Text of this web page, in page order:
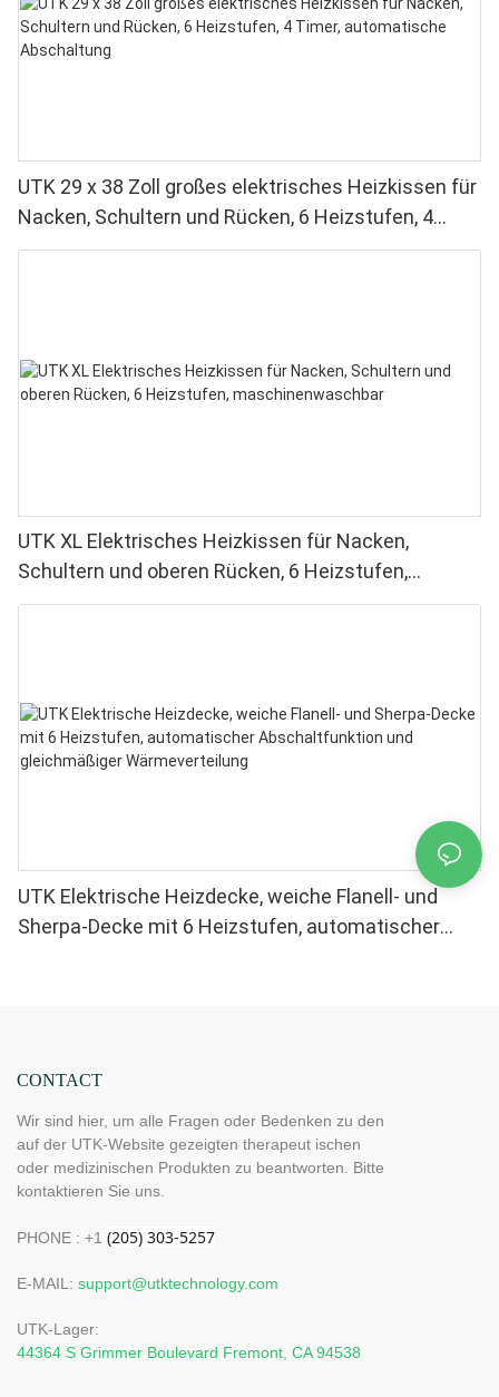
UTK 29 x 38 Zoll großes elektrisches Heizkissen für
Nacken, Schultern und Rücken, 6 Heizstufen, 4
Timer, automatische Abschaltung
UTK XL Elektrisches Heizkissen für Nacken,
Schultern und oberen Rücken, 6 Heizstufen,
maschinenwaschbar
UTK Elektrische Heizdecke, weiche Flanell- und
Sherpa-Decke mit 6 Heizstufen, automatischer
CONTACT
Wir sind hier, um alle Fragen oder Bedenken zu den
auf der UTK-Website gezeigten therapeut ischen
oder medizinischen Produkten zu beantworten. Bitte
kontaktieren Sie uns.
PHONE : +1
E-MAIL: support@utktechnology.com
UTK-Lager:
44364 S Grimmer Boulevard Fremont, CA 94538